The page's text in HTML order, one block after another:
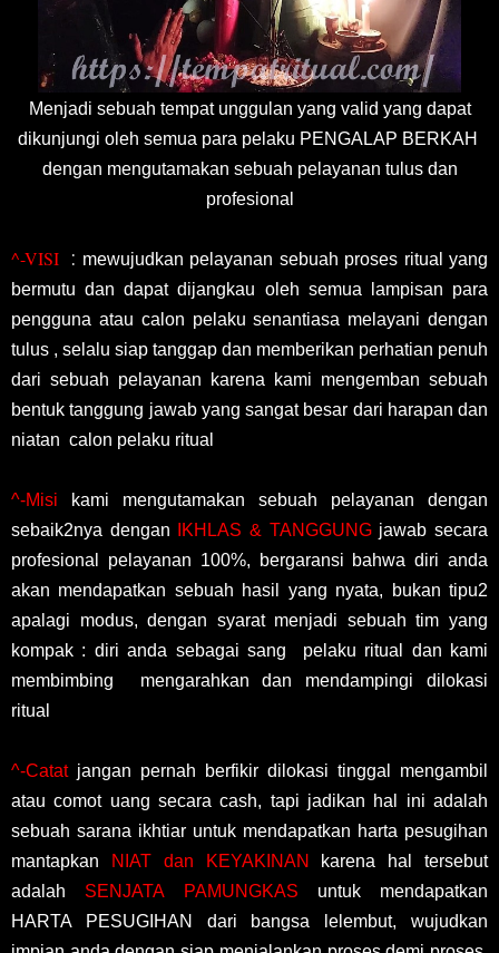
Menjadi sebuah tempat unggulan yang valid yang dapat
dikunjungi oleh semua para pelaku PENGALAP BERKAH
dengan mengutamakan sebuah pelayanan tulus dan
profesional
^-VISI : mewujudkan pelayanan sebuah proses ritual yang
bermutu dan dapat dijangkau oleh semua lampisan para
pengguna atau calon pelaku senantiasa melayani dengan
tulus , selalu siap tanggap dan memberikan perhatian penuh
dari sebuah pelayanan karena kami mengemban sebuah
bentuk tanggung jawab yang sangat besar dari harapan dan
niatan calon pelaku ritual
^-Misi kami mengutamakan sebuah pelayanan dengan
sebaik2nya dengan
IKHLAS & TANGGUNGjawab secara
profesional pelayanan 100%, bergaransi bahwa diri anda
akan mendapatkan sebuah hasil yang nyata, bukan tipu2
apalagi modus, dengan syarat menjadi sebuah tim yang
kompak : diri anda sebagai sang pelaku ritual dan kami
membimbing mengarahkan dan mendampingi dilokasi
ritual
^-Catatjangan pernah berfikir dilokasi tinggal mengambil
atau comot uang secara cash, tapi jadikan hal ini adalah
sebuah sarana ikhtiar untuk mendapatkan harta pesugihan
mantapkan
NIAT dan KEYAKINAN
karena hal tersebut
adalah SENJATA PAMUNGKAS untuk mendapatkan
HARTA PESUGIHAN dari bangsa lelembut, wujudkan